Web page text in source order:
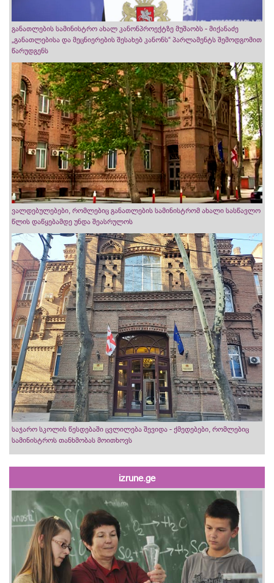
განათლების სამინისტრო ახალ კანონპროექტზე მუშაობს - მიქანაძე
„განათლებისა და მეცნიერების შესახებ კანონს“ პარლამენტს შემოდგომით
წარუდგენს
ვალდებულებები, რომლებიც განათლების სამინისტრომ ახალი სასწავლო
წლის დაწყებამდე უნდა შეასრულოს
საჯარო სკოლის წესდებაში ცვლილება შევიდა - ქმედებები, რომლებიც
სამინისტროს თანხმობას მოითხოვს
izrune.ge